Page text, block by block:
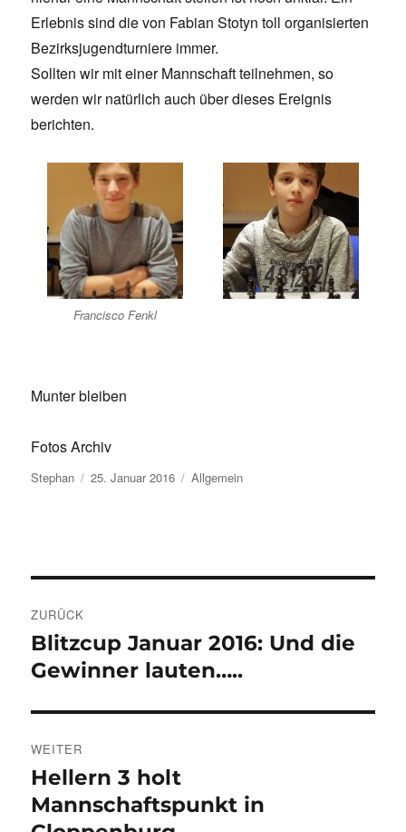
Erlebnis sind die von Fabian Stotyn toll organisierten
Bezirksjugendturniere immer.
Sollten wir mit einer Mannschaft teilnehmen, so
werden wir natürlich auch über dieses Ereignis
berichten.
Francisco Fenkl
Munter bleiben
Fotos Archiv
Autor
Stephan Veröffentlicht
am
25. Januar 2016 Kategorien
Allgemein
ZURÜCK
Vorheriger
Beitrag:
Blitzcup Januar 2016: Und die
Gewinner lauten…..
WEITER
Nächster
Beitrag:
Hellern 3 holt
Mannschaftspunkt in